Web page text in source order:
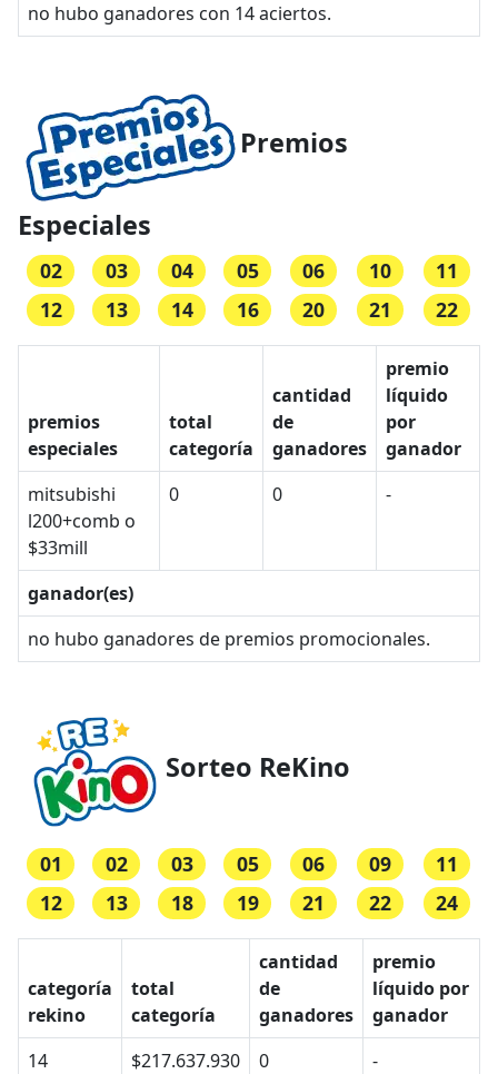
no hubo ganadores con 14 aciertos.
Premios
Especiales
02 03 04 05 06 10
11
12
13 14 16 20 21 22
premios
especiales
total
categoría
cantidad
de
ganadores
premio
líquido
por
ganador
mitsubishi
l200+comb o
$33mill
0 0 -
ganador(es)
no hubo ganadores de premios promocionales.
Sorteo ReKino
01 02 03 05 06 09
11
12
13 18 19 21 22 24
categoría
rekino
total
categoría
cantidad
de
ganadores
premio
líquido por
ganador
14
$217.637.930 0 -